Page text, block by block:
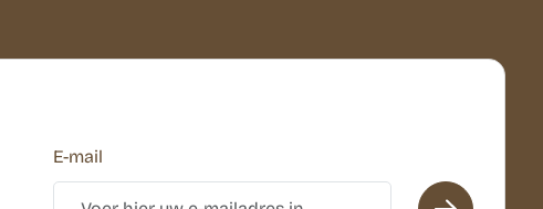
E-mail